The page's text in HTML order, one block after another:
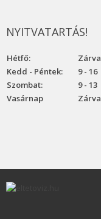
NYITVATARTÁS!
Hétfő:
Zárva
Kedd - Péntek:
9 - 16
Szombat:
9 - 13
Vasárnap
Zárva